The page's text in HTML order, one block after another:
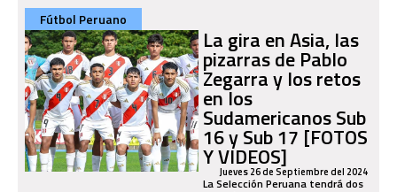
Fútbol Peruano
La gira en Asia, las
pizarras de Pablo
Zegarra y los retos
en los
Sudamericanos Sub
16 y Sub 17 [FOTOS
Y VIDEOS]
Jueves 26 de Septiembre del 2024
La Selección Peruana tendrá dos